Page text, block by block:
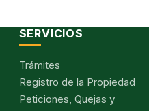
SERVICIOS
Trámites
Registro de la Propiedad
Peticiones, Quejas y